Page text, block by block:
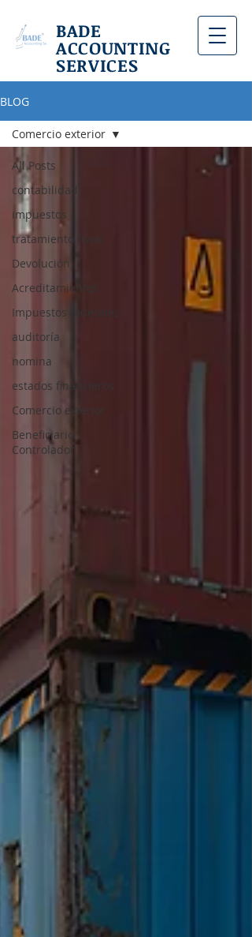
BADE
ACCOUNTING
SERVICES
BLOG
All Posts
contabilidad
impuestos
tratamiento fiscal
Devolución
Acreditamientos
Impuestos federales
auditoría
nomina
estados financieros
Comercio exterior
Beneficiario
Controlador
Comercio exterior